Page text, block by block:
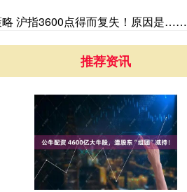
略 沪指3600点得而复失！原因是……
推荐资讯